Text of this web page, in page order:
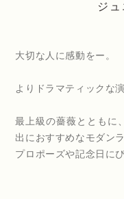
ジ
大切な人に感動をー。
よりドラマティックな
最上級の薔薇とともに
出におすすめなモダン
プロポーズや記念日に